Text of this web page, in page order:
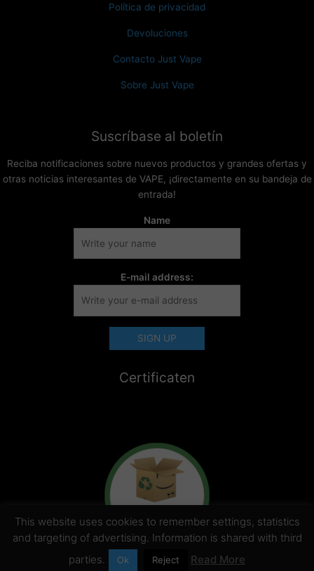
Política de privacidad
Devoluciones
Contacto Just Vape
Sobre Just Vape
Suscríbase al boletín
Reciba notificaciones sobre nuevos productos y grandes ofertas y
otras noticias interesantes de VAPE, ¡directamente en su bandeja de
entrada!
Name
E-mail address:
Certificaten
This website uses cookies to remember settings, statistics
and targeting of advertising. Information is shared with third
parties.
Ok Reject Read More